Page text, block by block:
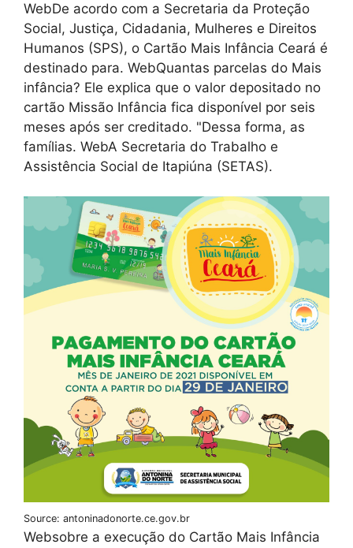
WebDe acordo com a Secretaria da Proteção
Social, Justiça, Cidadania, Mulheres e Direitos
Humanos (SPS), o Cartão Mais Infância Ceará é
destinado para. WebQuantas parcelas do Mais
infância? Ele explica que o valor depositado no
cartão Missão Infância fica disponível por seis
meses após ser creditado. "Dessa forma, as
famílias. WebA Secretaria do Trabalho e
Assistência Social de Itapiúna (SETAS).
Source: antoninadonorte.ce.gov.br
Websobre a execução do Cartão Mais Infância